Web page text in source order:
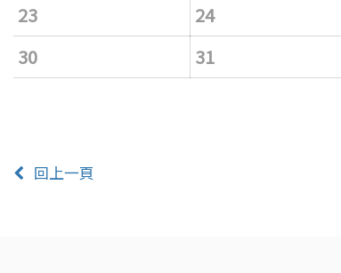
23
24
30
31
回上一頁